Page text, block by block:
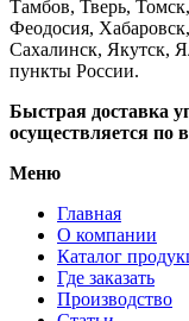
Тамбов, Тверь,
Феодосия,
Сахалинск, Якутск,
пункты России.
Быстрая доставка
осуществляется по
Меню
Главная
О компании
Каталог
Где заказать
Производство